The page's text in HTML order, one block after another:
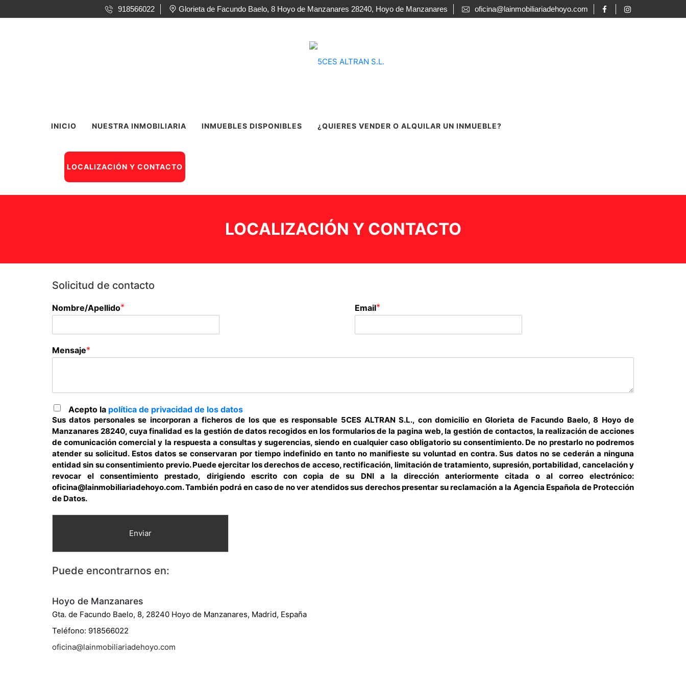
918566022 Glorieta de Facundo Baelo, 8 Hoyo de Manzanares 28240, Hoyo de Manzanares oficina@lainmobiliariadehoyo.com
INICIO NUESTRA INMOBILIARIA INMUEBLES DISPONIBLES ¿QUIERES VENDER O ALQUILAR UN INMUEBLE?
LOCALIZACIÓN Y CONTACTO
LOCALIZACIÓN Y CONTACTO
Solicitud de contacto
Nombre/Apellido* Email*
Mensaje*
Acepto la política de privacidad de los datos
Sus datos personales se incorporan a ficheros de los que es responsable 5CES ALTRAN S.L., con domicilio en Glorieta de Facundo Baelo, 8 Hoyo de
Manzanares 28240, cuya finalidad es la gestión de datos recogidos en los formularios de la pagina web, la gestión de contactos, la realización de acciones
de comunicación comercial y la respuesta a consultas y sugerencias, siendo en cualquier caso obligatorio su consentimiento. De no prestarlo no podremos
atender su solicitud. Estos datos se conservaran por tiempo indefinido en tanto no manifieste su voluntad en contra. Sus datos no se cederán a ninguna
entidad sin su consentimiento previo. Puede ejercitar los derechos de acceso, rectificación, limitación de tratamiento, supresión, portabilidad, cancelación y
revocar el consentimiento prestado, dirigiendo escrito con copia de su DNI a la dirección anteriormente citada o al correo electrónico:
oficina@lainmobiliariadehoyo.com. También podrá en caso de no ver atendidos sus derechos presentar su reclamación a la Agencia Española de Protección
de Datos.
Enviar
Puede encontrarnos en:
Hoyo de Manzanares
Gta. de Facundo Baelo, 8, 28240 Hoyo de Manzanares, Madrid, España
Teléfono: 918566022
oficina@lainmobiliariadehoyo.com